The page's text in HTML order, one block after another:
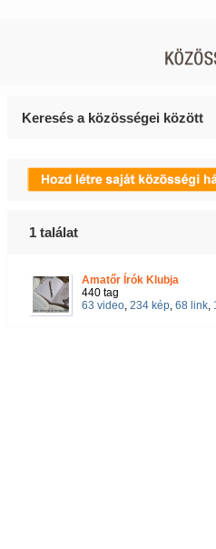
Keresés a közösségei között
1 találat
Amatőr Írók Klubja
440 tag
63 video, 234 kép, 68 link,